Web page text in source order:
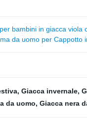
bambini in giacca viola
da uomo per Cappotto
, Giacca invernale,
da uomo, Giacca nera